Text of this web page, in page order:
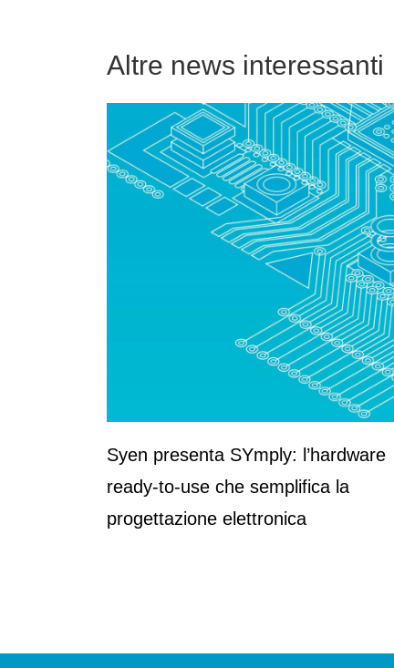
Altre news interessanti
Syen presenta SYmply: l’hardware
ready-to-use che semplifica la
progettazione elettronica